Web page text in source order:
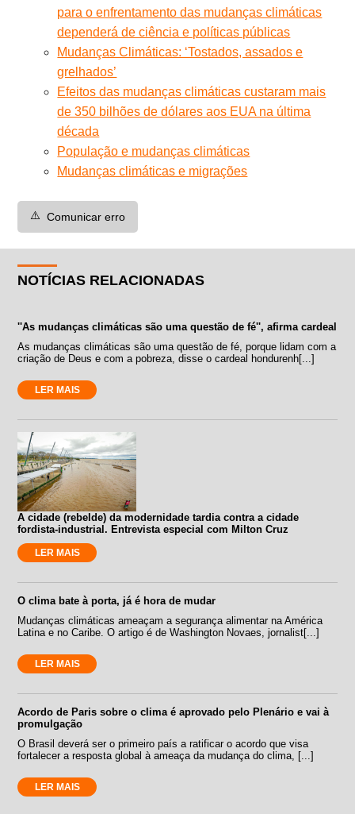
para o enfrentamento das mudanças climáticas
dependerá de ciência e políticas públicas
Mudanças Climáticas: ‘Tostados, assados e
grelhados’
Efeitos das mudanças climáticas custaram mais
de 350 bilhões de dólares aos EUA na última
década
População e mudanças climáticas
Mudanças climáticas e migrações
⚠️ Comunicar erro
NOTÍCIAS RELACIONADAS
''As mudanças climáticas são uma questão de fé'', afirma cardeal
As mudanças climáticas são uma questão de fé, porque lidam com a
criação de Deus e com a pobreza, disse o cardeal hondurenh[...]
LER MAIS
A cidade (rebelde) da modernidade tardia contra a cidade
fordista-industrial. Entrevista especial com Milton Cruz
LER MAIS
O clima bate à porta, já é hora de mudar
Mudanças climáticas ameaçam a segurança alimentar na América
Latina e no Caribe. O artigo é de Washington Novaes, jornalist[...]
LER MAIS
Acordo de Paris sobre o clima é aprovado pelo Plenário e vai à
promulgação
O Brasil deverá ser o primeiro país a ratificar o acordo que visa
fortalecer a resposta global à ameaça da mudança do clima, [...]
LER MAIS